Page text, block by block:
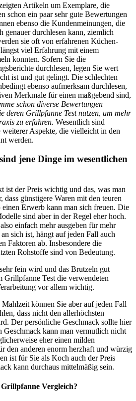
Artikeln um Exemplare, die
schon ein paar sehr gute Bewertungen
ebenso die Kundenmeinungen, die
genauer durchlesen kann, ziemlich
sie oft von erfahrenen Küchen-
viel Erfahrung mit einem
konnten. Sofern Sie die
durchlesen, legen Sie wert
ist und gut gelingt. Die schlechten
ebenso aufmerksam durchlesen,
Merkmale für einen maßgebend sind,
schon diverse Bewertungen
deren Grillpfanne Test nutzen, um mehr
zu erfahren. Wesentlich sind
Aspekte, die vielleicht in den
werden.
jene Dinge im wesentlichen
ist der Preis wichtig und das, was man
günstigere Waren mit den teuren
Erwerb kann man sich freuen. Die
sind aber in der Regel eher hoch.
einfach mehr ausgeben für mehr
sich ist, hängt auf jeden Fall auch
Faktoren ab. Insbesondere die
Rohstoffe sind von Bedeutung.
fein wird und das Brutzeln gut
Grillpfanne Test die verwendeten
vor allem wichtig.
können Sie aber auf jeden Fall
dass nicht den allerhöchsten
Der persönliche Geschmack sollte hier
Geschmack kann man vermutlich nicht
eher einen milden
den anderen enorm herzhaft und würzig
ist für Sie als Koch auch der Preis
kann durchaus mittelmäßig sein.
Vergleich?